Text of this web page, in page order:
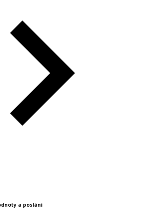
a poslání